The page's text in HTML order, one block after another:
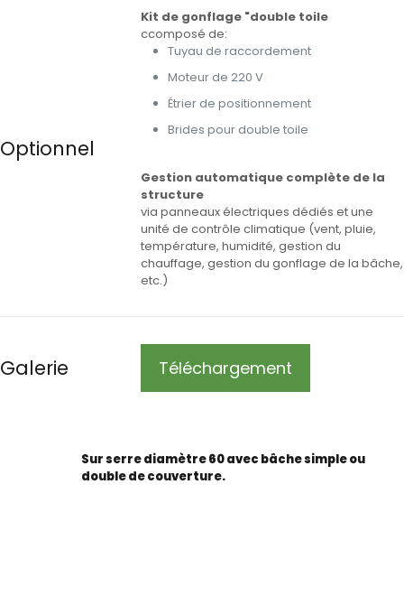
Optionnel
Kit de gonflage "double toile
ccomposé de:
Tuyau de raccordement
Moteur de 220 V
Étrier de positionnement
Brides pour double toile
Gestion automatique complète de la
structure
via panneaux électriques dédiés et une
unité de contrôle climatique (vent, pluie,
température, humidité, gestion du
chauffage, gestion du gonflage de la bâche,
etc.)
Galerie Téléchargement
Sur serre diamètre 60 avec bâche simple ou
double de couverture.